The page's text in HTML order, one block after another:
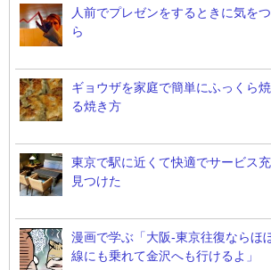
人前でプレゼンをするときに気を
ら
ギョウザを家庭で簡単にふっくら
る焼き方
東京で駅に近くて快適でサービス
見つけた
漫画で学ぶ「大阪-東京往復ならほ
線にも乗れて金沢へも行けるよ」